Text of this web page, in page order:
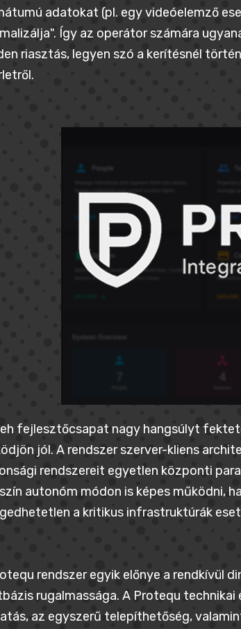
adatokat (pl. egy videóelemző
Így az operátor számára
riasztás, legyen szó a kerítésnél
fejlesztőcsapat nagy hangsúlyt
jól. A rendszer szerver-kliens
rendszereit egyetlen központi
autonóm módon is képes működni,
a kritikus infrastruktúrák
rendszer egyik előnye a rendkívül
rugalmassága. A Protequ
az egyszerű telepíthetőség,